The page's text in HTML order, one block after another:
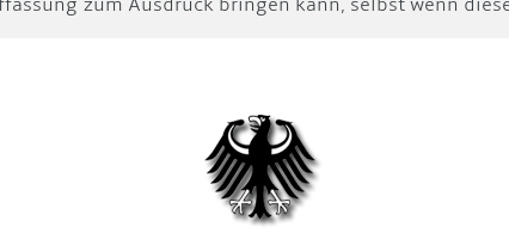
zum Ausdruck bringen kann, selbst wenn